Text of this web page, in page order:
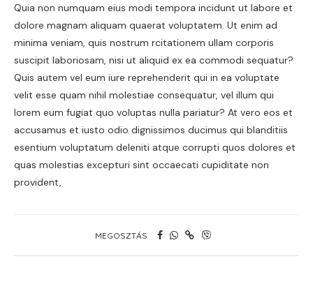
Quia non numquam eius modi tempora incidunt ut labore et
dolore magnam aliquam quaerat voluptatem. Ut enim ad
minima veniam, quis nostrum rcitationem ullam corporis
suscipit laboriosam, nisi ut aliquid ex ea commodi sequatur?
Quis autem vel eum iure reprehenderit qui in ea voluptate
velit esse quam nihil molestiae consequatur, vel illum qui
lorem eum fugiat quo voluptas nulla pariatur? At vero eos et
accusamus et iusto odio dignissimos ducimus qui blanditiis
esentium voluptatum deleniti atque corrupti quos dolores et
quas molestias excepturi sint occaecati cupiditate non
provident,
MEGOSZTÁS